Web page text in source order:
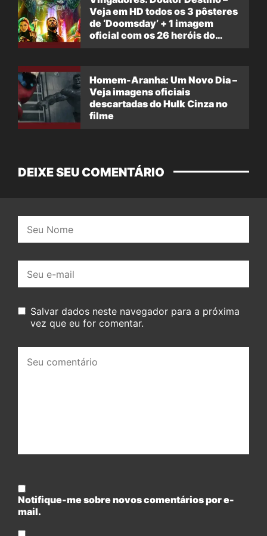
Veja em HD todos os 3 pôsteres
de ‘Doomsday’ + 1 imagem
oficial com os 26 heróis do
Homem-Aranha: Um Novo Dia –
Veja imagens oficiais
descartadas do Hulk Cinza no
filme
DEIXE SEU COMENTÁRIO
mail:
Salvar dados neste navegador para a próxima
vez que eu for comentar.
comentário:
Notifique-me sobre novos comentários por e-
mail.